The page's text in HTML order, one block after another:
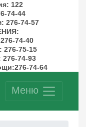
122
74-44
276-74-57
:
74-40
276-75-15
74-93
74-64
Меню